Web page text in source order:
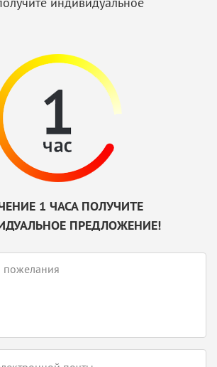
1 ЧАСА ПОЛУЧИТЕ
ПРЕДЛОЖЕНИЕ!